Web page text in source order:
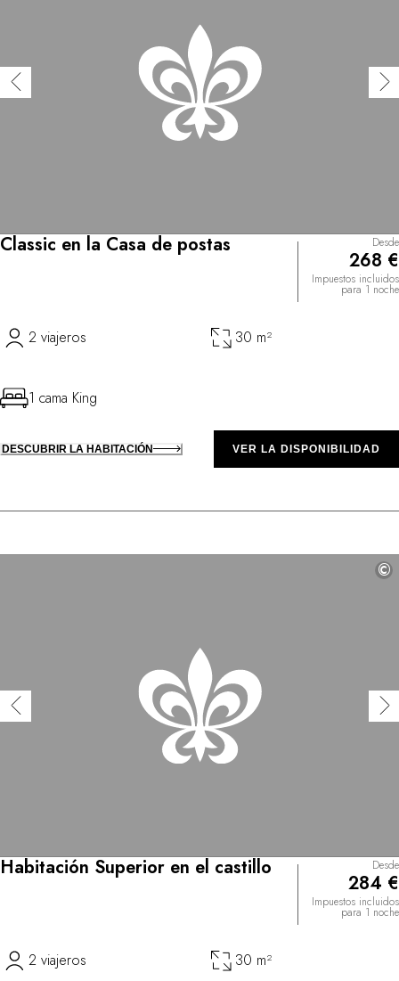
Classic en la Casa de postas Desde
268 €
Impuestos incluidos
para 1 noche
2 viajeros 30 m²
1 cama King
DESCUBRIR LA HABITACIÓN VER LA DISPONIBILIDAD
©
Habitación Superior en el castillo Desde
284 €
Impuestos incluidos
para 1 noche
2 viajeros 30 m²